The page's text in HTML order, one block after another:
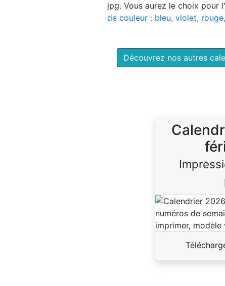
jpg. Vous aurez le choix pour
de couleur : bleu, violet,
Découvrez nos autres